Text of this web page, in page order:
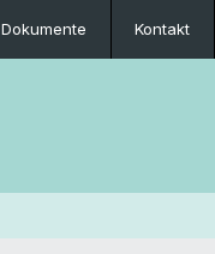
Dokumente Kontakt